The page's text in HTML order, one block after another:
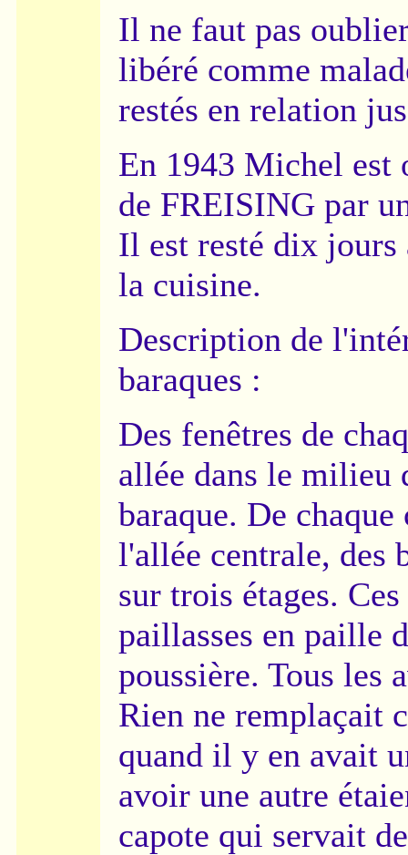
Il ne faut pas
libéré comme
restés en relation
En 1943 Michel est
de FREISING par
Il est resté dix jours
la cuisine.
Description de
baraques :
Des fenêtres de
allée dans le milieu
baraque. De chaque
l'allée centrale, des
sur trois étages.
paillasses en paille
poussière. Tous les
Rien ne remplaçait
quand il y en avait
avoir une autre
capote qui servait